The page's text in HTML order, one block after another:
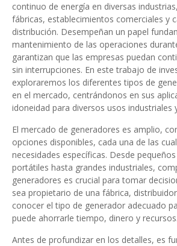
continuo de energía en diversas
fábricas, establecimientos comerciales y
distribución. Desempeñan un papel
mantenimiento de las operaciones
garantizan que las empresas puedan
sin interrupciones. En este trabajo de
exploraremos los diferentes tipos de
en el mercado, centrándonos en sus
idoneidad para diversos usos industriales
El mercado de generadores es amplio,
opciones disponibles, cada una de las
necesidades específicas. Desde
portátiles hasta grandes industriales,
generadores es crucial para tomar
sea propietario de una fábrica,
conocer el tipo de generador adecuado
puede ahorrarle tiempo, dinero y recursos.
Antes de profundizar en los detalles, es